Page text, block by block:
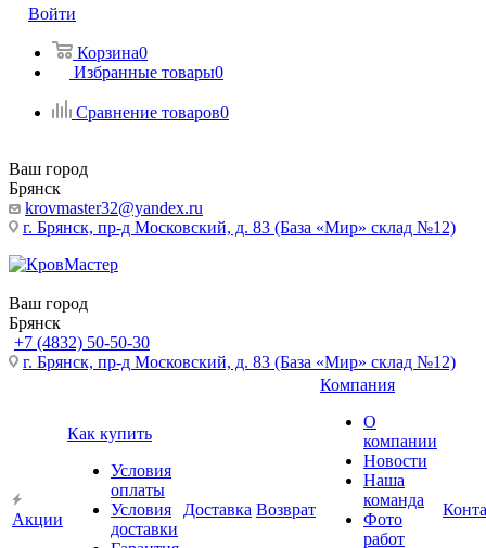
Войти
Корзина0
Избранные товары0
Сравнение товаров0
Ваш город
Брянск
krovmaster32@yandex.ru
г. Брянск, пр-д Московский, д. 83 (База «Мир» склад №12)
Ваш город
Брянск
+7 (4832) 50-50-30
г. Брянск, пр-д Московский, д. 83 (База «Мир» склад №12)
Акции
Как купить
Условия
оплаты
Условия
доставки
Доставка Возврат
Компания
О
компании
Новости
Наша
команда
Фото
работ